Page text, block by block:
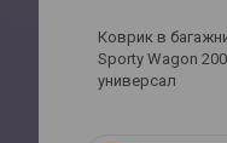
Коврик в
Sporty Wagon
универсал